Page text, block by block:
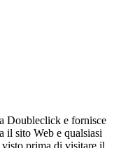
Doubleclick e fornisce
il sito Web e qualsiasi
prima di visitare il